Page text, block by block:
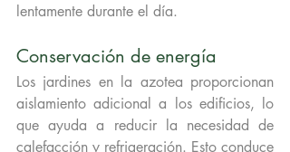
lentamente durante el día.
Conservación de energía
Los jardines en la azotea proporcionan
aislamiento adicional a los edificios, lo
que ayuda a reducir la necesidad de
calefacción y refrigeración. Esto conduce